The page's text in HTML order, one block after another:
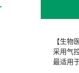
【生物
采用气
最适用